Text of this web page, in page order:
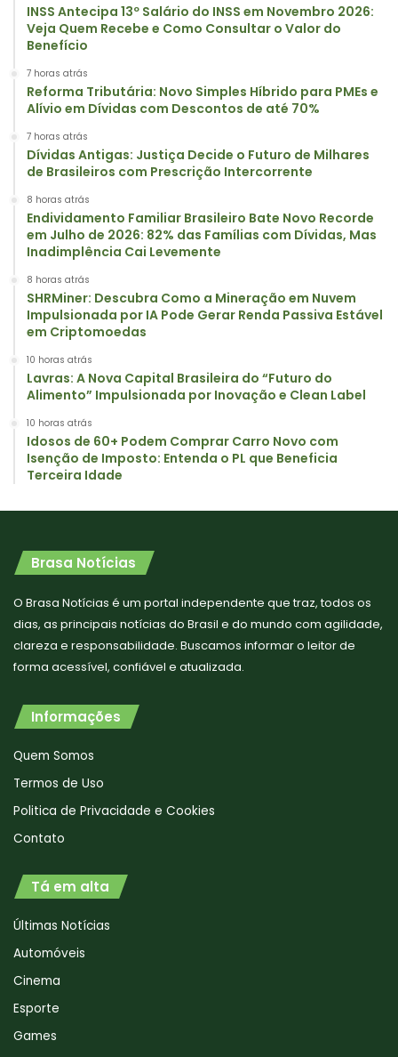
INSS Antecipa 13º Salário do INSS em Novembro 2026:
Veja Quem Recebe e Como Consultar o Valor do
Benefício
7 horas atrás
Reforma Tributária: Novo Simples Híbrido para PMEs e
Alívio em Dívidas com Descontos de até 70%
7 horas atrás
Dívidas Antigas: Justiça Decide o Futuro de Milhares
de Brasileiros com Prescrição Intercorrente
8 horas atrás
Endividamento Familiar Brasileiro Bate Novo Recorde
em Julho de 2026: 82% das Famílias com Dívidas, Mas
Inadimplência Cai Levemente
8 horas atrás
SHRMiner: Descubra Como a Mineração em Nuvem
Impulsionada por IA Pode Gerar Renda Passiva Estável
em Criptomoedas
10 horas atrás
Lavras: A Nova Capital Brasileira do “Futuro do
Alimento” Impulsionada por Inovação e Clean Label
10 horas atrás
Idosos de 60+ Podem Comprar Carro Novo com
Isenção de Imposto: Entenda o PL que Beneficia
Terceira Idade
Brasa Notícias
O Brasa Notícias é um portal independente que traz, todos os
dias, as principais notícias do Brasil e do mundo com agilidade,
clareza e responsabilidade. Buscamos informar o leitor de
forma acessível, confiável e atualizada.
Informações
Quem Somos
Termos de Uso
Politica de Privacidade e Cookies
Contato
Tá em alta
Últimas Notícias
Automóveis
Cinema
Esporte
Games